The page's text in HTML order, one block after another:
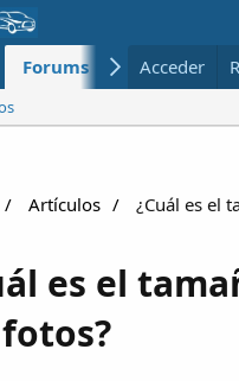
Forums Nuevo
Acceder
Artículos ¿Cuál es el
es el